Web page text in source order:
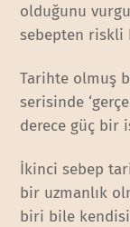
olduğunu
sebepten riskli
Tarihte olmuş
serisinde
derece güç bir
İkinci sebep
bir uzmanlık
biri bile